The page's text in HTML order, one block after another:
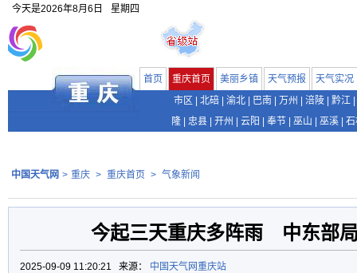
今天是2026年8月6日 星期四
首页 重庆首页 美丽乡镇 天气预报
天气实况
市区
北碚 渝北 巴南 万州 涪陵 黔江
隆
忠县 开州 云阳 奉节 巫山 巫溪
中国天气网 > 重庆 > 重庆首页 > 气象新闻
今起三天重庆多阵雨 中东部
2025-09-09 11:20:21 来源： 中国天气网重庆站